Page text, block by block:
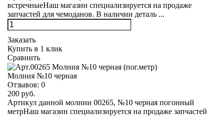
встречныеНаш магазин специализируется на продаже
запчастей для чемоданов. В наличии деталь ...
Заказать
Купить в 1 клик
Сравнить
Молния №10 черная
Отзывов: 0
200 руб.
Артикул данной молнии 00265, №10 черная погонный
метрНаш магазин специализируется на продаже запчастей